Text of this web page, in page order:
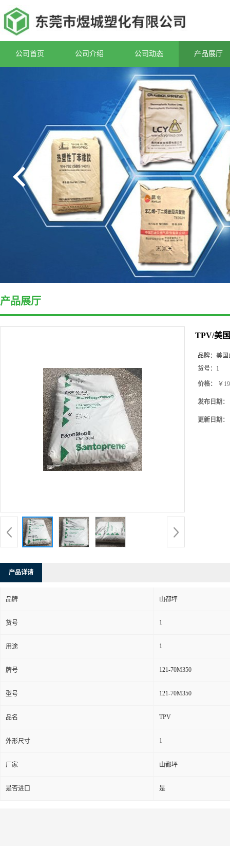
公司首页 公司介绍 公司动态 产品展厅
产品展厅
TPV/美
品牌： 美国
货号： 1
价格： ￥
发布日期：
更新日期：
产品详请
品牌 山都坪
货号 1
用途 1
牌号 121-70M350
型号 121-70M350
品名 TPV
外形尺寸 1
厂家 山都坪
是否进口 是